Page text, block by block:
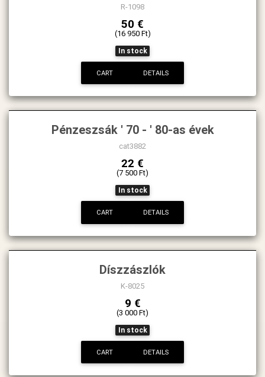
R-1098
50 €
(16 950 Ft)
In stock
CART DETAILS
Pénzeszsák ' 70 - ' 80-as évek
cat3882
22 €
(7 500 Ft)
In stock
CART DETAILS
Díszzászlók
K-8025
9 €
(3 000 Ft)
In stock
CART DETAILS